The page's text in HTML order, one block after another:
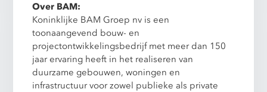
Over BAM:
Koninklijke BAM Groep nv is een
toonaangevend bouw- en
projectontwikkelingsbedrijf met meer dan 150
jaar ervaring heeft in het realiseren van
duurzame gebouwen, woningen en
infrastructuur voor zowel publieke als private